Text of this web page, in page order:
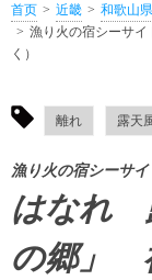
首页 近畿
和歌山県
漁り火の宿シーサ
く）
離れ 露天
漁り火の宿シーサ
はなれ
の郷」